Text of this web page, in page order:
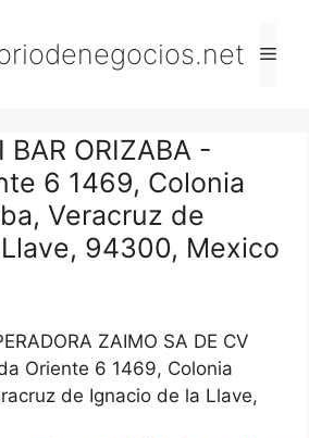
BAR ORIZABA -
6 1469, Colonia
Veracruz de
94300, Mexico
ZAIMO SA DE CV
Oriente 6 1469, Colonia
de Ignacio de la Llave